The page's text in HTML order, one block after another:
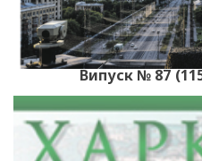
Випуск № 87